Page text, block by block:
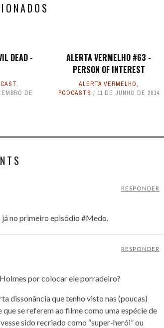
DEAD -
,
DE
ALERTA VERMELHO #63 -
PERSON OF INTEREST
ALERTA VERMELHO,
PODCASTS
11 DE JUNHO DE 2014
RESPONDER
no primeiro episódio #Medo.
RESPONDER
por colocar ele porradeiro?
dissonância que tenho visto nas (poucas)
se referem ao filme como uma espécie de
sido recriado como “super-herói” ou